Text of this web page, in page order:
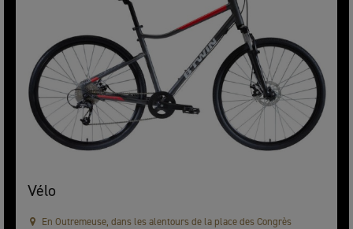
Vélo
En Outremeuse, dans les alentours de la place des Congrès